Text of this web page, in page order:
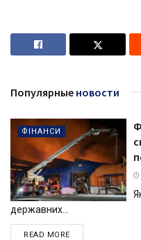
Популярные новости
ФІНАНСИ
державних...
READ MOREDETAILS